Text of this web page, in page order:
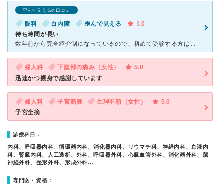
歪んで見えるの口コミ
眼科 白内障 歪んで見える
3.0
待ち時間が長い
数年前から完全紹介制になっているので、初めて受診する方は他院からの紹介状がないと診ていただけません。 病院に行っても、近くのクリニックを紹介されるだけです。 祖母の白内障手術のため眼科に受診し
婦人科 下腹部の痛み（女性）
5.0
迅速かつ親身で感謝しています
婦人科 子宮筋腫 生理不順（女性）
5.0
子宮全摘
診療科目：
内科、呼吸器内科、循環器内科、消化器内科、リウマチ科、神経内科、血液内
科、腎臓内科、人工透析、外科、呼吸器外科、心臓血管外科、消化器外科、脳
神経外科、整形外科、形成外科…
専門医・資格：